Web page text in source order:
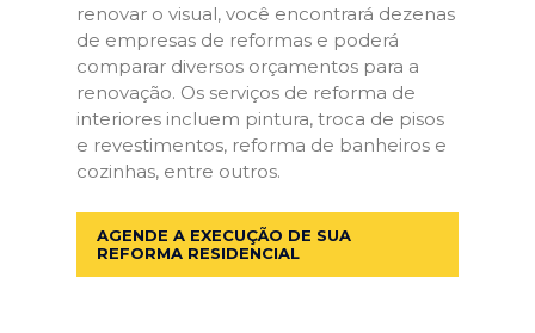
renovar o visual, você encontrará dezenas
de empresas de reformas e poderá
comparar diversos orçamentos para a
renovação. Os serviços de reforma de
interiores incluem pintura, troca de pisos
e revestimentos, reforma de banheiros e
cozinhas, entre outros.
AGENDE A EXECUÇÃO DE SUA
REFORMA RESIDENCIAL